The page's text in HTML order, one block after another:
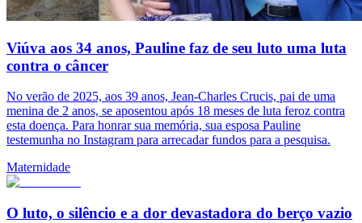
Viúva aos 34 anos, Pauline faz de seu luto uma luta
contra o câncer
No verão de 2025, aos 39 anos, Jean-Charles Crucis, pai de uma
menina de 2 anos, se aposentou após 18 meses de luta feroz contra
esta doença. Para honrar sua memória, sua esposa Pauline
testemunha no Instagram para arrecadar fundos para a pesquisa.
Maternidade
O luto, o silêncio e a dor devastadora do berço vazio